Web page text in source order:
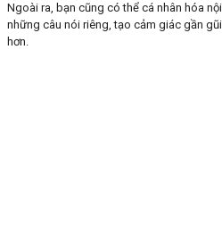
Ngoài ra, bạn cũng có thể cá nhân hóa
những câu nói riêng, tạo cảm giác gần
hơn.